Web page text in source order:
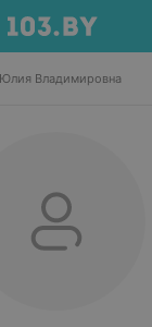
Владимировна